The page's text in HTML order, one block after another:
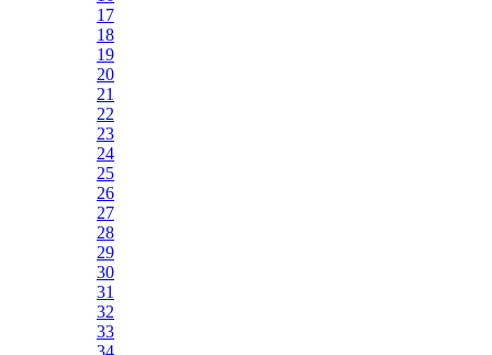
17
18
19
20
21
22
23
24
25
26
27
28
29
30
31
32
33
34